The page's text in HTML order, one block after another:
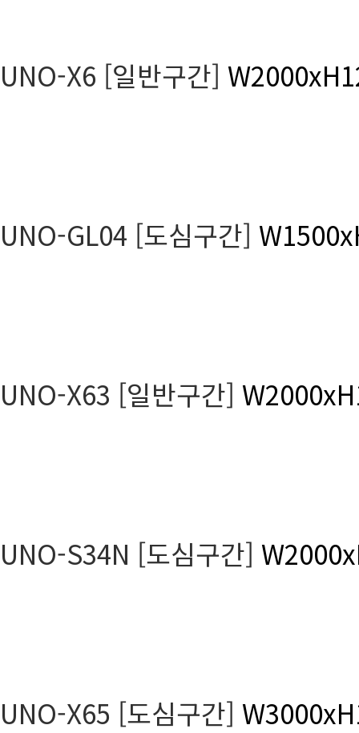
UNO-X6 [일반구간]
UNO-GL04 [도심구간]
UNO-X63 [일반구간]
UNO-S34N [도심구간]
UNO-X65 [도심구간]